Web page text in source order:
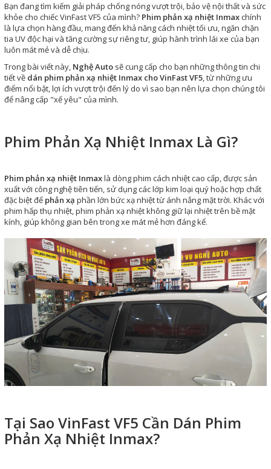
Bạn đang tìm kiếm giải pháp chống nóng vượt trội, bảo vệ nội thất và sức
khỏe cho chiếc VinFast VF5 của mình? Phim phản xạ nhiệt Inmaxchính
là lựa chọn hàng đầu, mang đến khả năng cách nhiệt tối ưu, ngăn chặn
tia UV độc hại và tăng cường sự riêng tư, giúp hành trình lái xe của bạn
luôn mát mẻ và dễ chịu.
Trong bài viết này, Nghệ Auto sẽ cung cấp cho bạn những thông tin chi
tiết về dán phim phản xạ nhiệt Inmax cho VinFast VF5, từ những ưu
điểm nổi bật, lợi ích vượt trội đến lý do vì sao bạn nên lựa chọn chúng tôi
để nâng cấp "xế yêu" của mình.
Phim Phản Xạ Nhiệt Inmax Là Gì?
Phim phản xạ nhiệt Inmaxlà dòng phim cách nhiệt cao cấp, được sản
xuất với công nghệ tiên tiến, sử dụng các lớp kim loại quý hoặc hợp chất
đặc biệt để phản xạ phần lớn bức xạ nhiệt từ ánh nắng mặt trời. Khác với
phim hấp thụ nhiệt, phim phản xạ nhiệt không giữ lại nhiệt trên bề mặt
kính, giúp không gian bên trong xe mát mẻ hơn đáng kể.
Tại Sao VinFast VF5 Cần Dán Phim
Phản Xạ Nhiệt Inmax?